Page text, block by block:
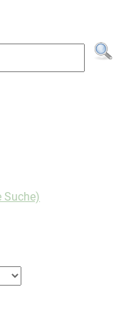
nach der Sie
Suche)